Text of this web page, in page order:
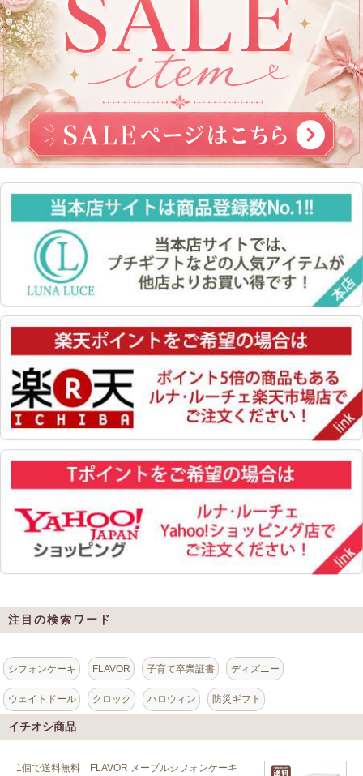
注目の検索ワード
シフォンケーキ FLAVOR 子育て卒業証書 ディズニー
ウェイトドール クロック ハロウィン 防災ギフト
イチオシ商品
1個で送料無料 FLAVOR メープルシフォンケーキ